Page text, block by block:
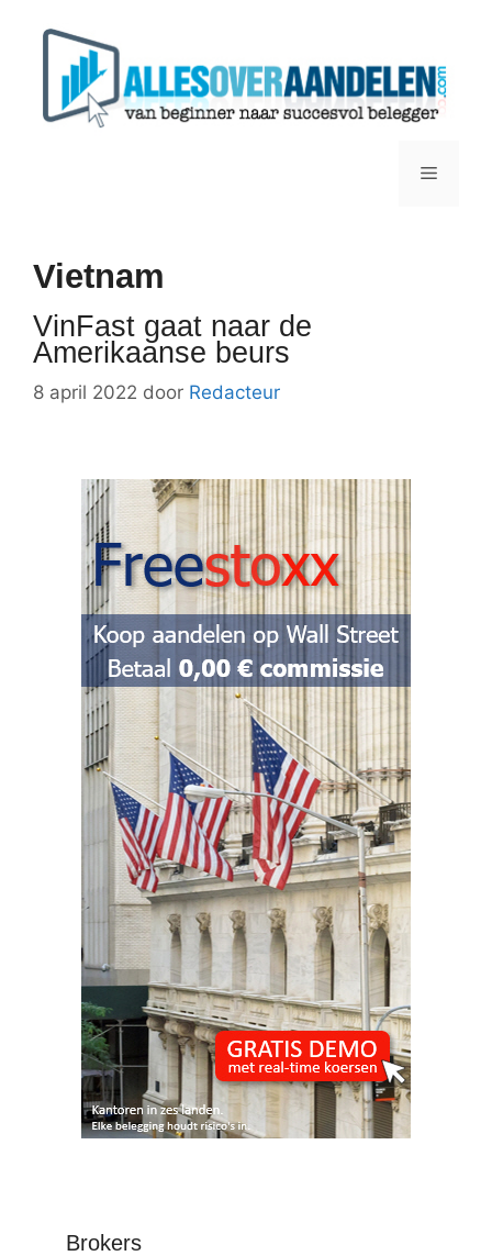
Menu
Vietnam
VinFast gaat naar de
Amerikaanse beurs
8 april 2022 door Redacteur
Brokers